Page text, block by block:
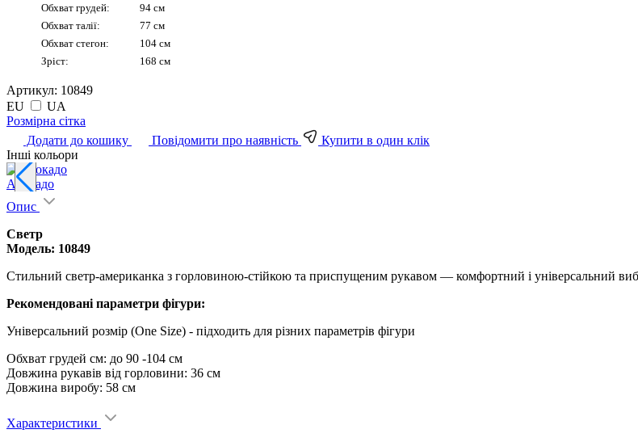
Обхват грудей:
94 см
Обхват талії:
77 см
Обхват стегон:
104 см
Зріст:
168 см
Артикул: 10849
EU
UA
Pозмірна сітка
Додати до кошику
Повідомити про наявність
Купити в один клік
Інші кольори
Авокадо
Опис
Светр
Модель: 10849
Стильний светр-американка з горловиною-стійкою та приспущеним рукавом — комфортний і універсальний
Рекомендовані параметри фігури:
Універсальний розмір (One Size) - підходить для різних параметрів фігури
Обхват грудей см: до 90 -104 см
Довжина рукавів від горловини: 36 см
Довжина виробу: 58 см
Характеристики